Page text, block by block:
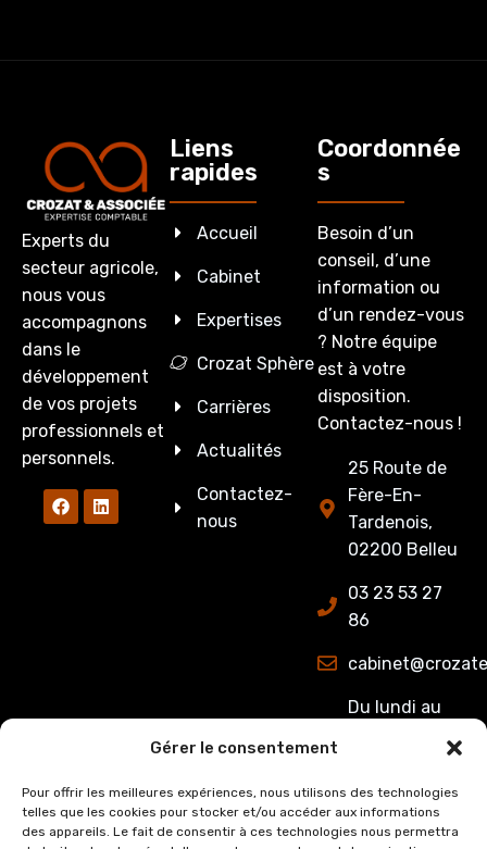
Gérer le consentement
Pour offrir les meilleures expériences, nous utilisons des technologies
telles que les cookies pour stocker et/ou accéder aux informations
des appareils. Le fait de consentir à ces technologies nous permettra
Experts du
secteur agricole,
nous vous
accompagnons
dans le
développement
de vos projets
professionnels et
personnels.
Liens
rapides
Accueil
Cabinet
Expertises
Crozat Sphère
Carrières
Actualités
Contactez-
nous
Coordonnée
s
Besoin d’un
conseil, d’une
information ou
d’un rendez-vous
? Notre équipe
est à votre
disposition.
Contactez-nous !
25 Route de
Fère-En-
Tardenois,
02200 Belleu
03 23 53 27
86
Du lundi au
8h00 à 12h15
et de 13h15 à
17h00.
Le Vendredi :